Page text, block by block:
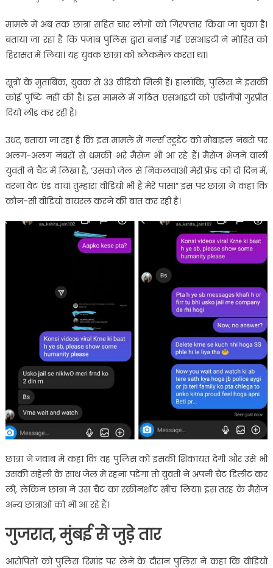
मामले में अब तक छात्रा सहित चार लोगों को गिरफ्तार किया जा चुका है।
बताया जा रहा है कि पंजाब पुलिस द्वारा बनाई गई एसआइटी ने मोहित को
हिरासत में लिया। यह युवक छात्रा को ब्लैकमेल करता था।
सूत्रों के मुताबिक, युवक से 33 वीडियो मिली हैं। हालांकि, पुलिस ने इसकी
कोई पुष्टि नहीं की है। इस मामले में गठित एसआइटी को एडीजीपी गुरप्रीत
दियो लीड कर रही हैं।
उधर, बताया जा रहा है कि इस मामले में गर्ल्स स्टूडेंट को मोबाइल नंबरों पर
अलग-अलग नंबरों से धमकी भरे मैसेज भी आ रहे हैं। मैसेज भेजने वाली
युवती ने चैट में लिखा है, ‘उसको जेल से निकलवाओ मेरी फ्रेंड को दो दिन में,
वरना वेट एंड वाच। तुम्हारा वीडियो भी है मेरे पास।” इस पर छात्रा ने कहा कि
कौन-सी वीडियो वायरल करने की बात कर रही है।
छात्रा ने जवाब में कहा कि वह पुलिस को इसकी शिकायत देगी और उसे भी
उसकी सहेली के साथ जेल में रहना पड़ेगा तो युवती ने अपनी चैट डिलीट कर
ली, लेकिन छात्रा ने उस चैट का स्क्रीनशॉट खींच लिया। इस तरह के मैसेज
अन्य छात्राओं को भी आ रहे हैं।
गुजरात, मुंबई से जुड़े तार
आरोपितों को पुलिस रिमांड पर लेने के दौरान पुलिस ने कहा कि वीडियो